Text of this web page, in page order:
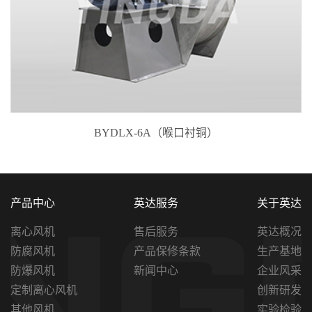
衬塑风机
产品中心
离心风机
防腐风机
防爆风机
定制离心风机
其他风机
英达服务
售后服务
产品保修条款
新闻中心
关于英达
英达概况
生产基地
企业风采
创新研发
实验检验